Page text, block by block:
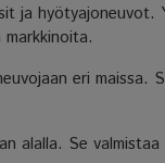
ja hyötyajoneuvot.
eri
alalla. Se